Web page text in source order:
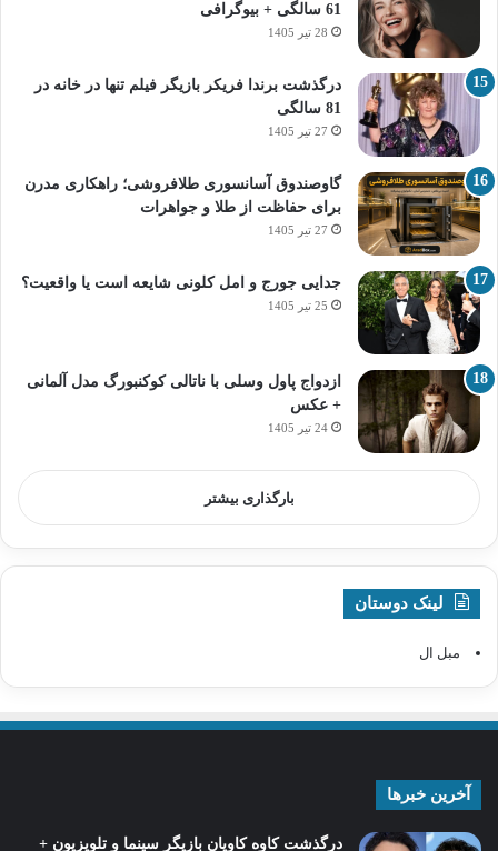
61 سالگی + بیوگرافی
28 تیر 1405
درگذشت برندا فریکر بازیگر فیلم تنها در خانه در
81 سالگی
27 تیر 1405
گاوصندوق آسانسوری طلافروشی؛ راهکاری مدرن
برای حفاظت از طلا و جواهرات
27 تیر 1405
جدایی جورج و امل کلونی شایعه است یا واقعیت؟
25 تیر 1405
ازدواج پاول وسلی با ناتالی کوکنبورگ مدل آلمانی
+ عکس
24 تیر 1405
بارگذاری بیشتر
لینک دوستان
مبل ال
آخرین خبرها
درگذشت کاوه کاویان بازیگر سینما و تلویزیون +